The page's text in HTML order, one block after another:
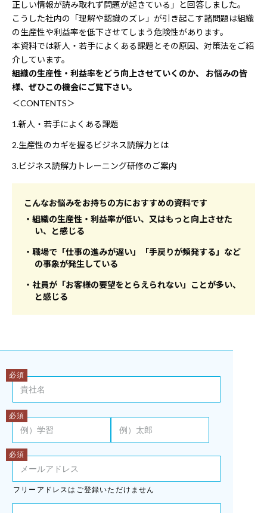
正しい情報が読み取れず問題が起きている」と回答しました。
こうした社内の「理解や認識のズレ」が引き起こす諸問題は組織
の生産性や利益率を低下させてしまう危険性があります。
本資料では新人・若手によくある課題とその原因、対策法をご紹
介しています。
組織の生産性・利益率をどう向上させていくのか、 お悩みの皆
様、ぜひこの機会にご覧下さい。
＜CONTENTS＞
1.新人・若手によくある課題
2.生産性のカギを握るビジネス読解力とは
3.ビジネス読解力トレーニング研修のご案内
こんなお悩みをお持ちの方におすすめの資料です
・組織の生産性・利益率が低い、又はもっと向上させた
い、と感じる
・職場で「仕事の進みが遅い」「手戻りが頻発する」など
の事象が発生している
・社員が「お客様の要望をとらえられない」ことが多い、
と感じる